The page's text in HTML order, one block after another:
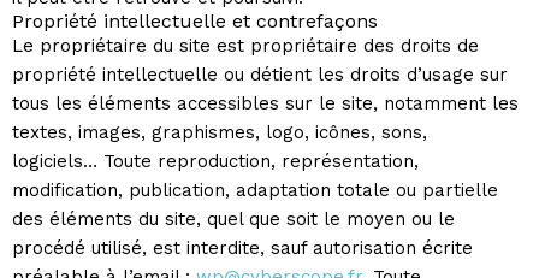
Propriété intellectuelle et contrefaçons
Le propriétaire du site est propriétaire des droits de
propriété intellectuelle ou détient les droits d’usage sur
tous les éléments accessibles sur le site, notamment les
textes, images, graphismes, logo, icônes, sons,
logiciels… Toute reproduction, représentation,
modification, publication, adaptation totale ou partielle
des éléments du site, quel que soit le moyen ou le
procédé utilisé, est interdite, sauf autorisation écrite